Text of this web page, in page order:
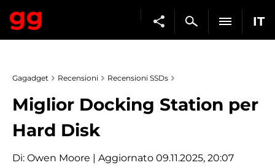
IT
Gagadget Recensioni Recensioni SSDs
Miglior Docking Station per
Hard Disk
Di: Owen Moore | Aggiornato 09.11.2025, 20:07